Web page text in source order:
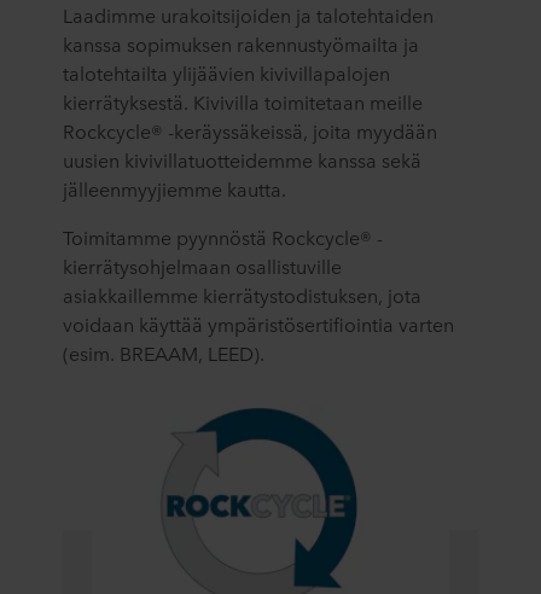
Laadimme urakoitsijoiden ja talotehtaiden
kanssa sopimuksen rakennustyömailta ja
talotehtailta ylijäävien kivivillapalojen
kierrätyksestä. Kivivilla toimitetaan meille
Rockcycle® -keräyssäkeissä, joita myydään
uusien kivivillatuotteidemme kanssa sekä
jälleenmyyjiemme kautta.
Toimitamme pyynnöstä Rockcycle® -
kierrätysohjelmaan osallistuville
asiakkaillemme kierrätystodistuksen, jota
voidaan käyttää ympäristösertifiointia varten
(esim. BREAAM, LEED).